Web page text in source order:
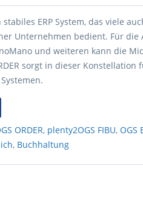
stabiles ERP System, das viele
Unternehmen bedient. Für
und weiteren kann die
sorgt in dieser
ORDER, plenty2OGS FIBU,OGS
, Buchhaltung